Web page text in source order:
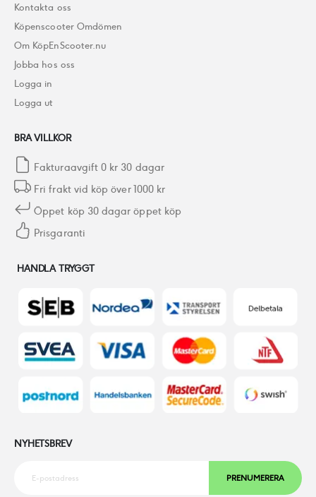
Kontakta oss
Köpenscooter Omdömen
Om KöpEnScooter.nu
Jobba hos oss
Logga in
Logga ut
BRA VILLKOR
Fakturaavgift 0 kr 30 dagar
Fri frakt vid köp över 1000 kr
Öppet köp 30 dagar öppet köp
Prisgaranti
HANDLA TRYGGT
NYHETSBREV
PRENUMERERA